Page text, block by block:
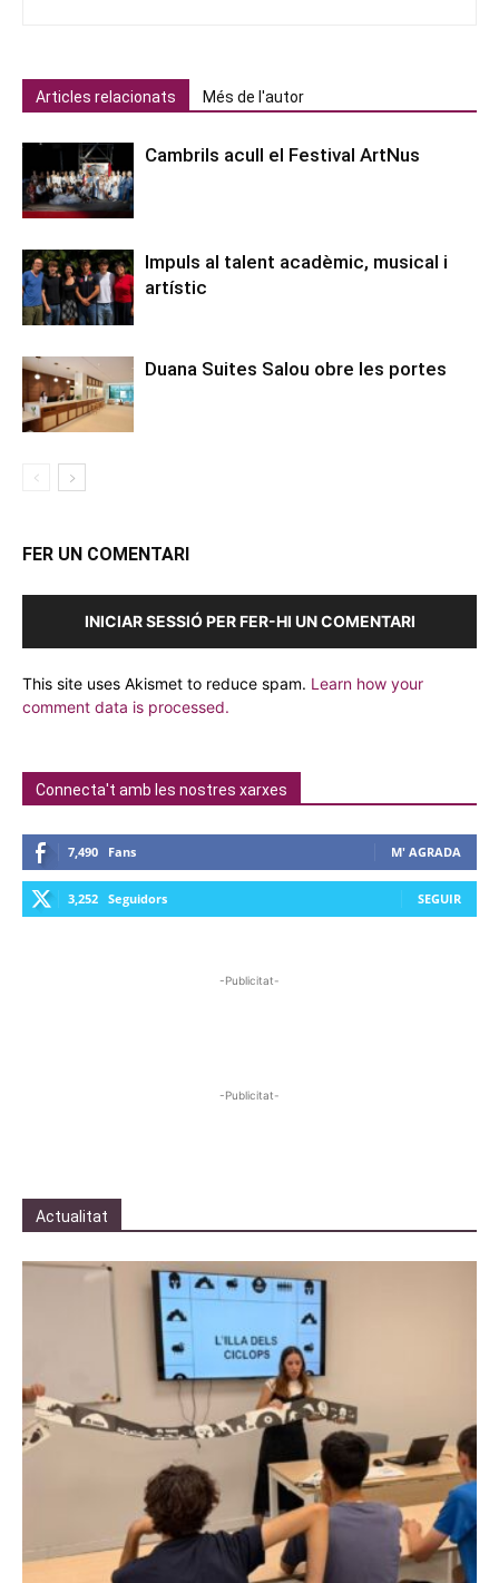
Articles relacionats Més de l'autor
Cambrils acull el Festival ArtNus
Impuls al talent acadèmic, musical i
artístic
Duana Suites Salou obre les portes
FER UN COMENTARI
INICIAR SESSIÓ PER FER-HI UN COMENTARI
This site uses Akismet to reduce spam. Learn how your
comment data is processed.
Connecta't amb les nostres xarxes
7,490 Fans M' AGRADA
3,252 Seguidors SEGUIR
-Publicitat-
-Publicitat-
Actualitat